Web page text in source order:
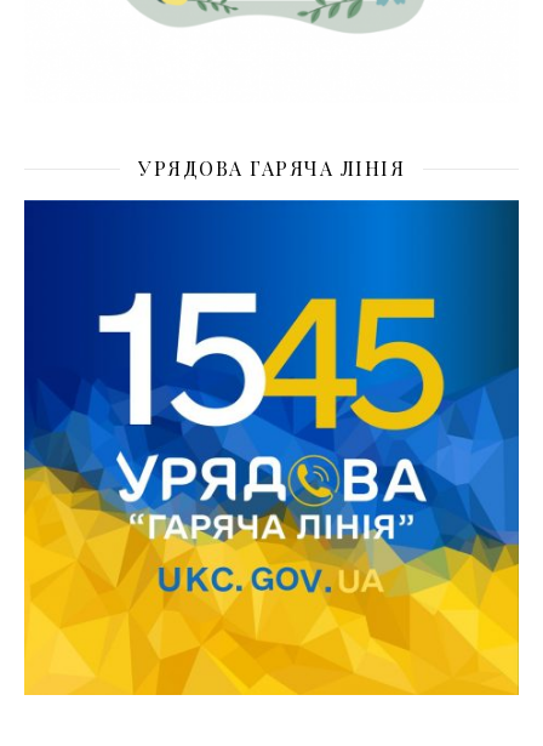
УРЯДОВА ГАРЯЧА ЛІНІЯ